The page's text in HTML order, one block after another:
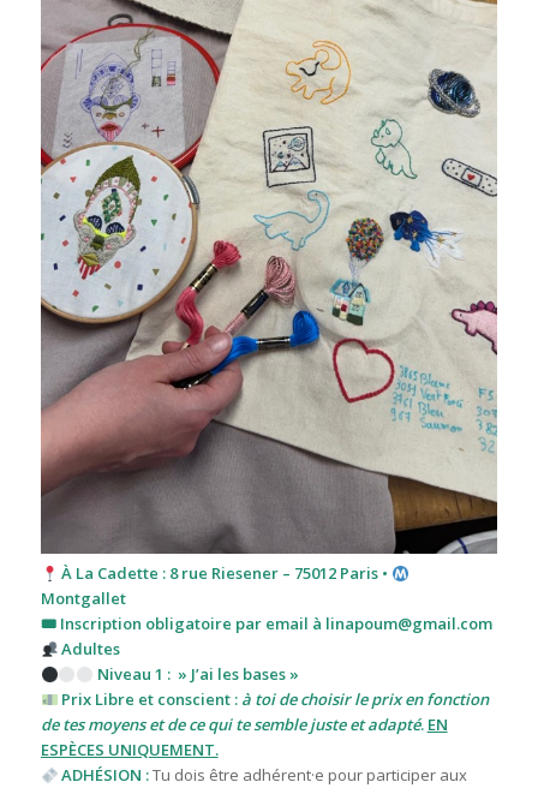
À La Cadette : 8 rue Riesener – 75012 Paris •
Montgallet
🎟 Inscription obligatoire par email à linapoum@gmail.com
Adultes
Niveau 1 : » J’ai les bases »
Prix Libre et conscient : à toi de choisir le prix en fonction
de tes moyens et de ce qui te semble juste et adapté. EN
ESPÈCES UNIQUEMENT.
ADHÉSION :Tu dois être adhérent·e pour participer aux